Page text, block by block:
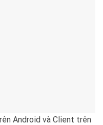
Android và Client trên